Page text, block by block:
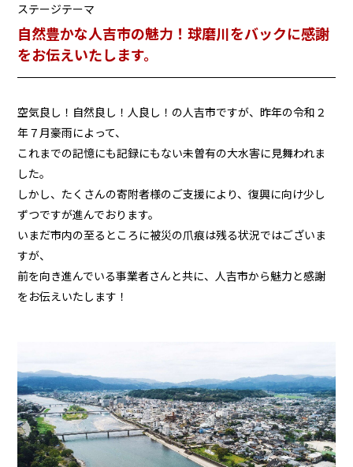
ステージテーマ
自然豊かな人吉市の魅力！球磨川をバックに感謝
をお伝えいたします。
空気良し！自然良し！人良し！の人吉市ですが、昨年の令和２
年７月豪雨によって、
これまでの記憶にも記録にもない未曽有の大水害に見舞われま
した。
しかし、たくさんの寄附者様のご支援により、復興に向け少し
ずつですが進んでおります。
いまだ市内の至るところに被災の爪痕は残る状況ではございま
すが、
前を向き進んでいる事業者さんと共に、人吉市から魅力と感謝
をお伝えいたします！